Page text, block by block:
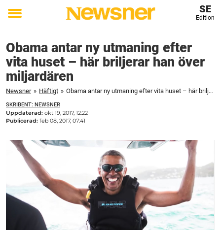
Toggle
SE
Edition
Obama antar ny utmaning efter
vita huset – här briljerar han över
miljardären
Newsner » Häftigt » Obama antar ny utmaning efter vita huset – här briljerar han över miljardären
SKRIBENT: NEWSNER
Uppdaterad: okt 19, 2017, 12:22
Publicerad: feb 08, 2017, 07:41